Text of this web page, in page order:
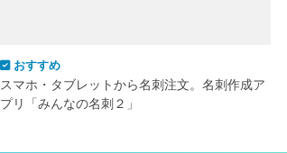
おすすめ
スマホ・タブレットから名刺注文。名刺作成ア
プリ「みんなの名刺２」